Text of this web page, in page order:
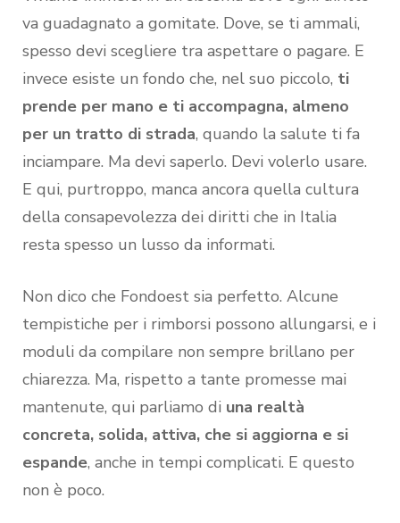
va guadagnato a gomitate. Dove, se ti ammali,
spesso devi scegliere tra aspettare o pagare. E
invece esiste un fondo che, nel suo piccolo, ti
prende per mano e ti accompagna, almeno
per un tratto di strada, quando la salute ti fa
inciampare. Ma devi saperlo. Devi volerlo usare.
E qui, purtroppo, manca ancora quella cultura
della consapevolezza dei diritti che in Italia
resta spesso un lusso da informati.
Non dico che Fondoest sia perfetto. Alcune
tempistiche per i rimborsi possono allungarsi, e i
moduli da compilare non sempre brillano per
chiarezza. Ma, rispetto a tante promesse mai
mantenute, qui parliamo di una realtà
concreta, solida, attiva, che si aggiorna e si
espande, anche in tempi complicati. E questo
non è poco.